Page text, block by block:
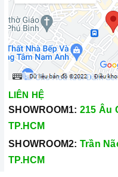
LIÊN HỆ
SHOWROOM1: 215 Âu
TP.HCM
SHOWROOM2: Trần
TP.HCM